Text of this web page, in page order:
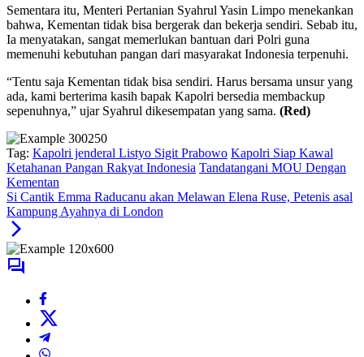
Sementara itu, Menteri Pertanian Syahrul Yasin Limpo menekankan
bahwa, Kementan tidak bisa bergerak dan bekerja sendiri. Sebab itu,
Ia menyatakan, sangat memerlukan bantuan dari Polri guna
memenuhi kebutuhan pangan dari masyarakat Indonesia terpenuhi.
“Tentu saja Kementan tidak bisa sendiri. Harus bersama unsur yang
ada, kami berterima kasih bapak Kapolri bersedia membackup
sepenuhnya,” ujar Syahrul dikesempatan yang sama. (Red)
Tag: Kapolri jenderal Listyo Sigit Prabowo Kapolri Siap Kawal
Ketahanan Pangan Rakyat Indonesia Tandatangani MOU Dengan
Kementan
Si Cantik Emma Raducanu akan Melawan Elena Ruse, Petenis asal
Kampung Ayahnya di London